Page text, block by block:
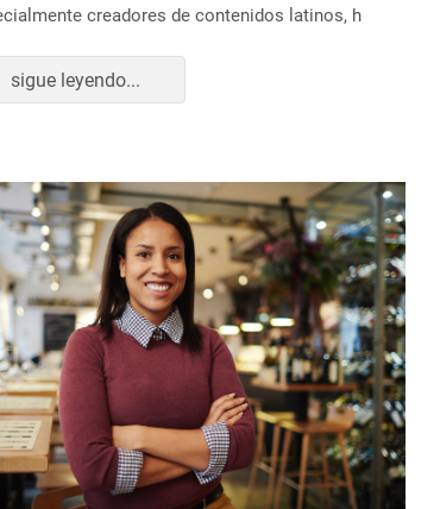
creadores de contenidos latinos, h
sigue leyendo...